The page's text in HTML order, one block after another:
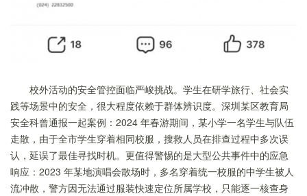
校外活动的安全管控面临严峻挑战。学生在研学旅行、社会实
践等场景中的安全，很大程度依赖于群体辨识度。深圳某区教育局
安全科曾通报一起案例：2024 年春游期间，某小学一名学生与队伍
走散，由于全市学生穿着相同校服，搜救人员在排查过程中多次误
认，延误了最佳寻找时机。更值得警惕的是大型公共事件中的应急
响应：2023 年某地演唱会散场时，多名穿着统一校服的中学生被人
流冲散，警方因无法通过服装快速定位所属学校，只能逐一核查身